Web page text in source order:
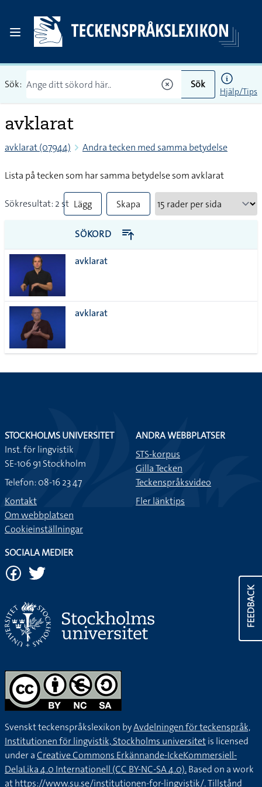
Sök: Sök
Hjälp/Tips
avklarat
avklarat (07944) Andra tecken med samma betydelse
Lista på tecken som har samma betydelse som avklarat
Sökresultat: 2 st Lägg
till
alla i
Skapa
PDF
SÖKORD
avklarat
avklarat
FEEDBACK
STOCKHOLMS UNIVERSITET
Inst. för lingvistik
SE-106 91 Stockholm
Telefon: 08-16 23 47
Kontakt
Om webbplatsen
Cookieinställningar
ANDRA WEBBPLATSER
STS-korpus
Gilla Tecken
Teckenspråksvideo
Fler länktips
SOCIALA MEDIER
Svenskt teckenspråkslexikon byAvdelningen för teckenspråk,
Institutionen för lingvistik, Stockholms universitetis licensed
under aCreative Commons Erkännande-IckeKommersiell-
DelaLika 4.0 Internationell (CC BY-NC-SA 4.0).Based on a work
athttps://www.su.se/institutionen-for-lingvistik/. Tillstånd